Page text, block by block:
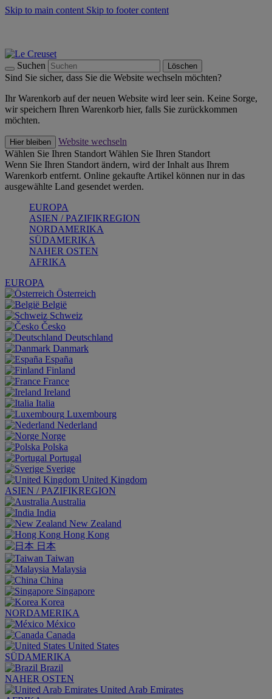
Skip to main content Skip to footer content
Suchen Löschen
Sind Sie sicher, dass Sie die Website wechseln möchten?
Ihr Warenkorb auf der neuen Website wird leer sein. Keine Sorge,
wir speichern Ihren Warenkorb hier, falls Sie zurückkommen
möchten.
Hier bleiben
Website wechseln
Wählen Sie Ihren Standort Wählen Sie Ihren Standort
Wenn Sie Ihren Standort ändern, wird der Inhalt aus Ihrem
Warenkorb entfernt. Online gekaufte Artikel können nur in das
ausgewählte Land gesendet werden.
EUROPA
ASIEN / PAZIFIKREGION
NORDAMERIKA
SÜDAMERIKA
NAHER OSTEN
AFRIKA
EUROPA
Österreich
België
Schweiz
Česko
Deutschland
Danmark
España
Finland
France
Ireland
Italia
Luxembourg
Nederland
Norge
Polska
Portugal
Sverige
United Kingdom
ASIEN / PAZIFIKREGION
Australia
India
New Zealand
Hong Kong
日本
Taiwan
Malaysia
China
Singapore
Korea
NORDAMERIKA
México
Canada
United States
SÜDAMERIKA
Brazil
NAHER OSTEN
United Arab Emirates